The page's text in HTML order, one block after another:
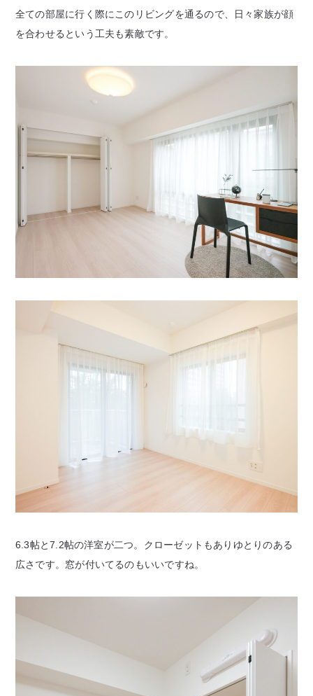
全ての部屋に行く際にこのリビングを通るので、日々家族が顔
を合わせるという工夫も素敵です。
6.3帖と7.2帖の洋室が二つ。クローゼットもありゆとりのある
広さです。窓が付いてるのもいいですね。